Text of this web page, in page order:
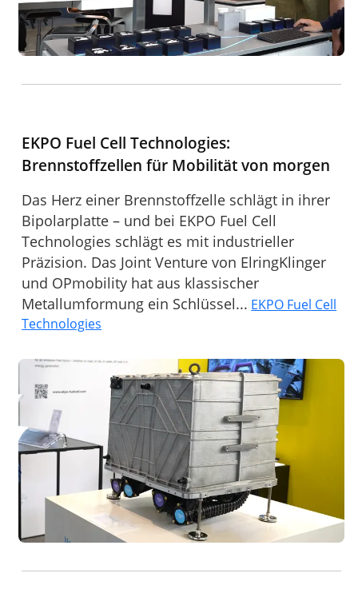
EKPO Fuel Cell Technologies:
Brennstoffzellen für Mobilität von morgen
Das Herz einer Brennstoffzelle schlägt in ihrer
Bipolarplatte – und bei EKPO Fuel Cell
Technologies schlägt es mit industrieller
Präzision. Das Joint Venture von ElringKlinger
und OPmobility hat aus klassischer
Metallumformung ein Schlüssel... EKPO Fuel Cell
Technologies